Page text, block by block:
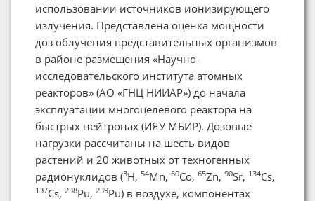
использовании источников ионизирующего
излучения. Представлена оценка мощности
доз облучения представительных организмов
в районе размещения «Научно-
исследовательского института атомных
реакторов» (АО «ГНЦ НИИАР») до начала
эксплуатации многоцелевого реактора на
быстрых нейтронах (ИЯУ МБИР). Дозовые
нагрузки рассчитаны на шесть видов
растений и 20 животных от техногенных
радионуклидов (3H, 54Mn, 60Co, 65Zn, 90Sr, 134Cs,
137Cs, 238Pu, 239Pu) в воздухе, компонентах